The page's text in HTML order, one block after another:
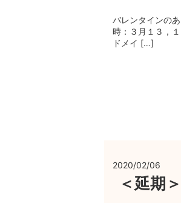
バレンタインの
時：３月１３，
ドメイ […]
2020/02/06
＜延期